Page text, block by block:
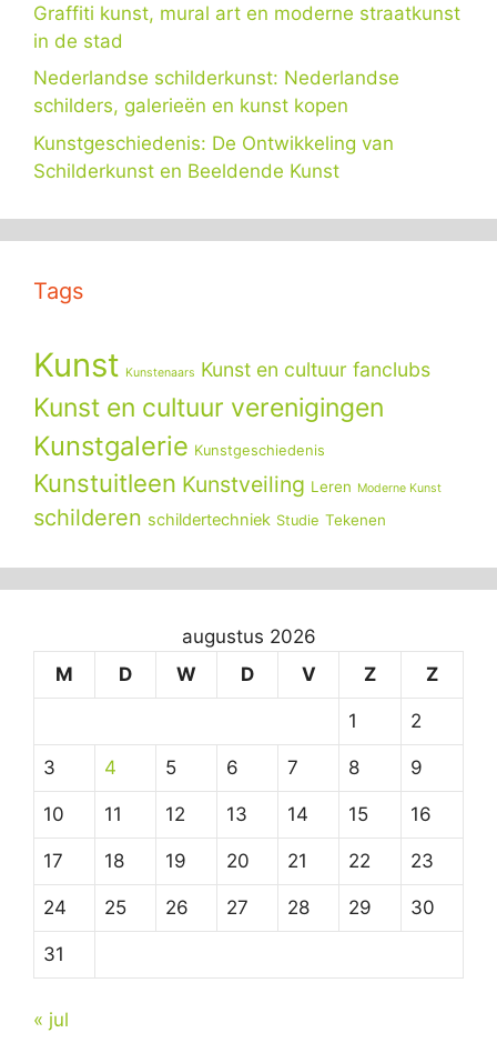
Graffiti kunst, mural art en moderne straatkunst
in de stad
Nederlandse schilderkunst: Nederlandse
schilders, galerieën en kunst kopen
Kunstgeschiedenis: De Ontwikkeling van
Schilderkunst en Beeldende Kunst
Tags
Kunst Kunstenaars Kunst en cultuur fanclubs
Kunst en cultuur verenigingen
Kunstgalerie Kunstgeschiedenis
Kunstuitleen Kunstveiling Leren Moderne Kunst
schilderen schildertechniek Studie Tekenen
augustus 2026
M
D W D V Z Z
1 2
3 4 5 6 7 8 9
10 11 12 13 14 15 16
17 18 19 20 21 22 23
24 25 26 27 28 29 30
31
« jul